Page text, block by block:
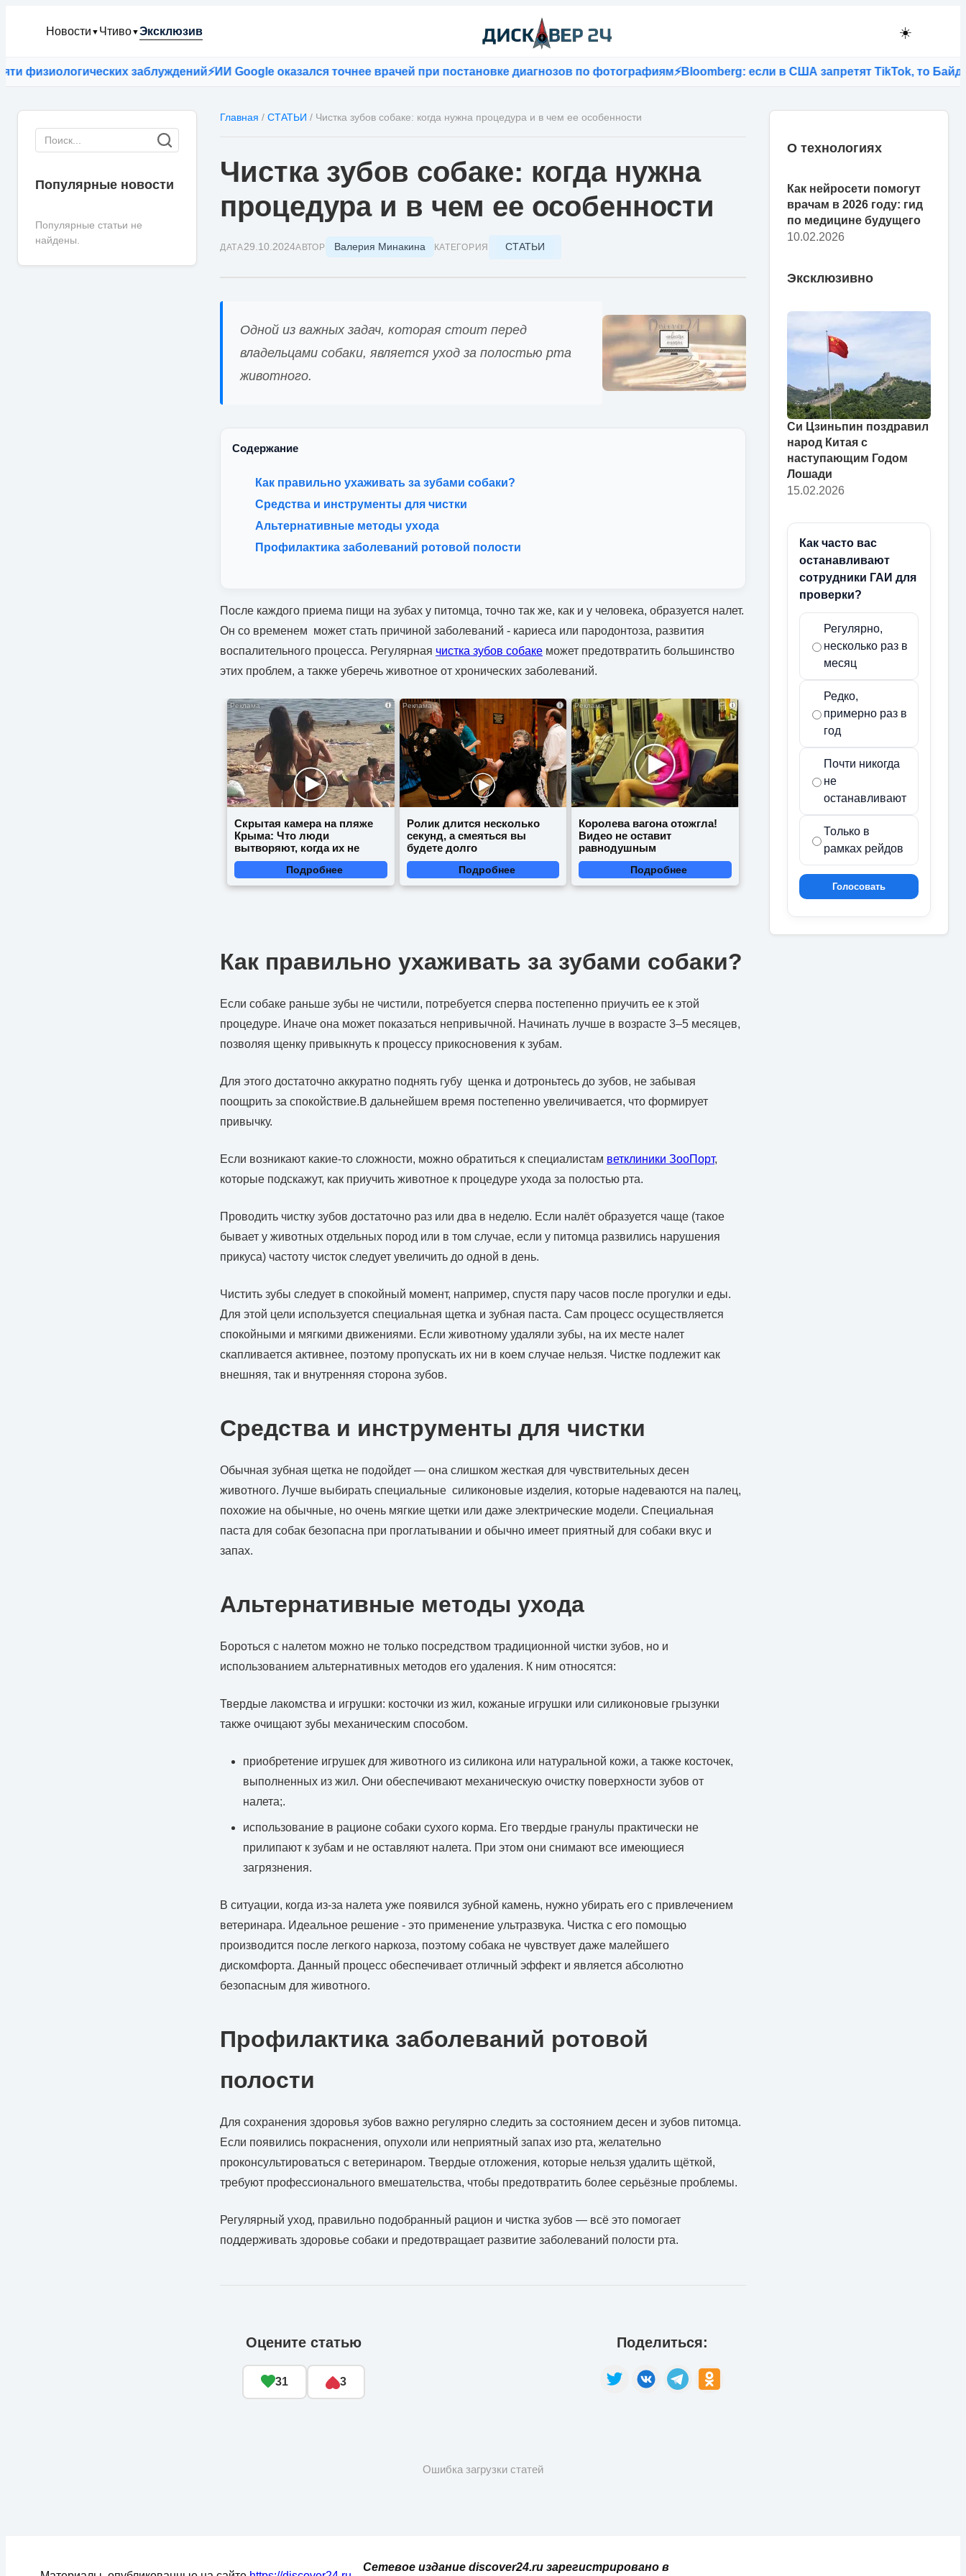
Новости ▼ Чтиво▼Эксклюзив ☀️
заблуждений⚡ИИ Google оказался точнее врачей при постановке диагнозов по фотографиям⚡Bloomberg: если в США запретят TikTok, то Байден лишится
Популярные новости
Популярные статьи не
найдены.
Главная / СТАТЬИ / Чистка зубов собаке: когда нужна процедура и в чем ее особенности
Чистка зубов собаке: когда нужна
процедура и в чем ее особенности
ДАТА29.10.2024АВТОР Валерия Минакина КАТЕГОРИЯ СТАТЬИ
Одной из важных задач, которая стоит перед
владельцами собаки, является уход за полостью рта
животного.
Содержание
Как правильно ухаживать за зубами собаки?
Средства и инструменты для чистки
Альтернативные методы ухода
Профилактика заболеваний ротовой полости
После каждого приема пищи на зубах у питомца, точно так же, как и у человека, образуется налет.
Он со временем может стать причиной заболеваний - кариеса или пародонтоза, развития
воспалительного процесса. Регулярная чистка зубов собаке может предотвратить большинство
этих проблем, а также уберечь животное от хронических заболеваний.
i
Скрытая камера на пляже
Крыма: Что люди
вытворяют, когда их не
видят...
Подробнее
i
Ролик длится несколько
секунд, а смеяться вы
будете долго
Подробнее
i
Королева вагона отожгла!
Видео не оставит
равнодушным
Подробнее
Как правильно ухаживать за зубами собаки?
Если собаке раньше зубы не чистили, потребуется сперва постепенно приучить ее к этой
процедуре. Иначе она может показаться непривычной. Начинать лучше в возрасте 3–5 месяцев,
позволяя щенку привыкнуть к процессу прикосновения к зубам.
Для этого достаточно аккуратно поднять губу щенка и дотроньтесь до зубов, не забывая
поощрить за спокойствие.В дальнейшем время постепенно увеличивается, что формирует
привычку.
Если возникают какие-то сложности, можно обратиться к специалистам ветклиники ЗооПорт,
которые подскажут, как приучить животное к процедуре ухода за полостью рта.
Проводить чистку зубов достаточно раз или два в неделю. Если налёт образуется чаще (такое
бывает у животных отдельных пород или в том случае, если у питомца развились нарушения
прикуса) частоту чисток следует увеличить до одной в день.
Чистить зубы следует в спокойный момент, например, спустя пару часов после прогулки и еды.
Для этой цели используется специальная щетка и зубная паста. Сам процесс осуществляется
спокойными и мягкими движениями. Если животному удаляли зубы, на их месте налет
скапливается активнее, поэтому пропускать их ни в коем случае нельзя. Чистке подлежит как
внешняя, так и внутренняя сторона зубов.
Средства и инструменты для чистки
Обычная зубная щетка не подойдет — она слишком жесткая для чувствительных десен
животного. Лучше выбирать специальные силиконовые изделия, которые надеваются на палец,
похожие на обычные, но очень мягкие щетки или даже электрические модели. Специальная
паста для собак безопасна при проглатывании и обычно имеет приятный для собаки вкус и
запах.
Альтернативные методы ухода
Бороться с налетом можно не только посредством традиционной чистки зубов, но и
использованием альтернативных методов его удаления. К ним относятся:
Твердые лакомства и игрушки: косточки из жил, кожаные игрушки или силиконовые грызунки
также очищают зубы механическим способом.
приобретение игрушек для животного из силикона или натуральной кожи, а также косточек,
выполненных из жил. Они обеспечивают механическую очистку поверхности зубов от
налета;.
использование в рационе собаки сухого корма. Его твердые гранулы практически не
прилипают к зубам и не оставляют налета. При этом они снимают все имеющиеся
загрязнения.
В ситуации, когда из-за налета уже появился зубной камень, нужно убирать его с привлечением
ветеринара. Идеальное решение - это применение ультразвука. Чистка с его помощью
производится после легкого наркоза, поэтому собака не чувствует даже малейшего
дискомфорта. Данный процесс обеспечивает отличный эффект и является абсолютно
безопасным для животного.
Профилактика заболеваний ротовой
полости
Для сохранения здоровья зубов важно регулярно следить за состоянием десен и зубов питомца.
Если появились покраснения, опухоли или неприятный запах изо рта, желательно
проконсультироваться с ветеринаром. Твердые отложения, которые нельзя удалить щёткой,
требуют профессионального вмешательства, чтобы предотвратить более серьёзные проблемы.
Регулярный уход, правильно подобранный рацион и чистка зубов — всё это помогает
поддерживать здоровье собаки и предотвращает развитие заболеваний полости рта.
Оцените статью
31 3
Поделиться:
Ошибка загрузки статей
О технологиях
Как нейросети помогут
врачам в 2026 году: гид
по медицине будущего
10.02.2026
Эксклюзивно
Си Цзиньпин поздравил
народ Китая с
наступающим Годом
Лошади
15.02.2026
Как часто вас
останавливают
сотрудники ГАИ для
проверки?
Регулярно,
несколько раз в
месяц
Редко,
примерно раз в
год
Почти никогда
не
останавливают
Только в
рамках рейдов
Голосовать
Сетевое издание discover24.ru зарегистрировано в